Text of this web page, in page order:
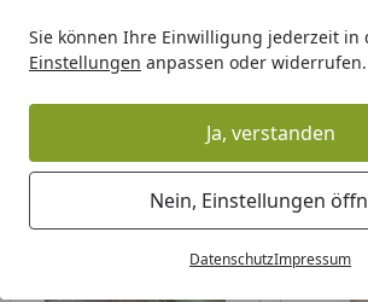
Sie können Ihre Einwilligung jederzeit in
Einstellungen anpassen oder widerrufen.
Ja, verstanden
Nein, Einstellungen
DatenschutzImpressum
Kategorien
Filter / Sortierung
47 Artikel gefunden